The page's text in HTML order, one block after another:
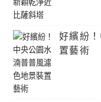
好繽紛
置藝術